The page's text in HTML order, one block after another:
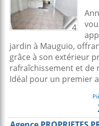
4
jardin à Mauguio,
grâce à son extérieur
rafraîchissement et de
Idéal pour un premier